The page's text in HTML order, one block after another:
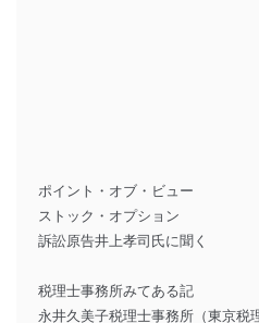
ポイント・オブ・ビュー
ストック・オプション
訴訟原告井上孝司氏に聞く
税理士事務所みてある記
永井久美子税理士事務所（東京税